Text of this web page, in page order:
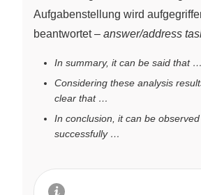
Aufgabenstellung wird
beantwortet – answer/address
In summary, it can be said that …
Considering these analysis
clear that …
In conclusion, it can be
successfully …